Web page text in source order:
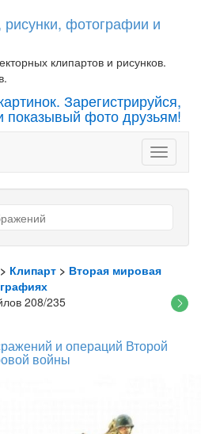
фотографии и
клипартов и рисунков.
Зарегистрируйся,
показывый фото друзьям!
Toggle
> Клипарт > Вторая мировая
208/235
и операций Второй
войны